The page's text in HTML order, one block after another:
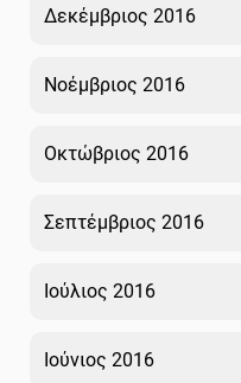
Δεκέμβριος 2016
Νοέμβριος 2016
Οκτώβριος 2016
Σεπτέμβριος 2016
Ιούλιος 2016
Ιούνιος 2016